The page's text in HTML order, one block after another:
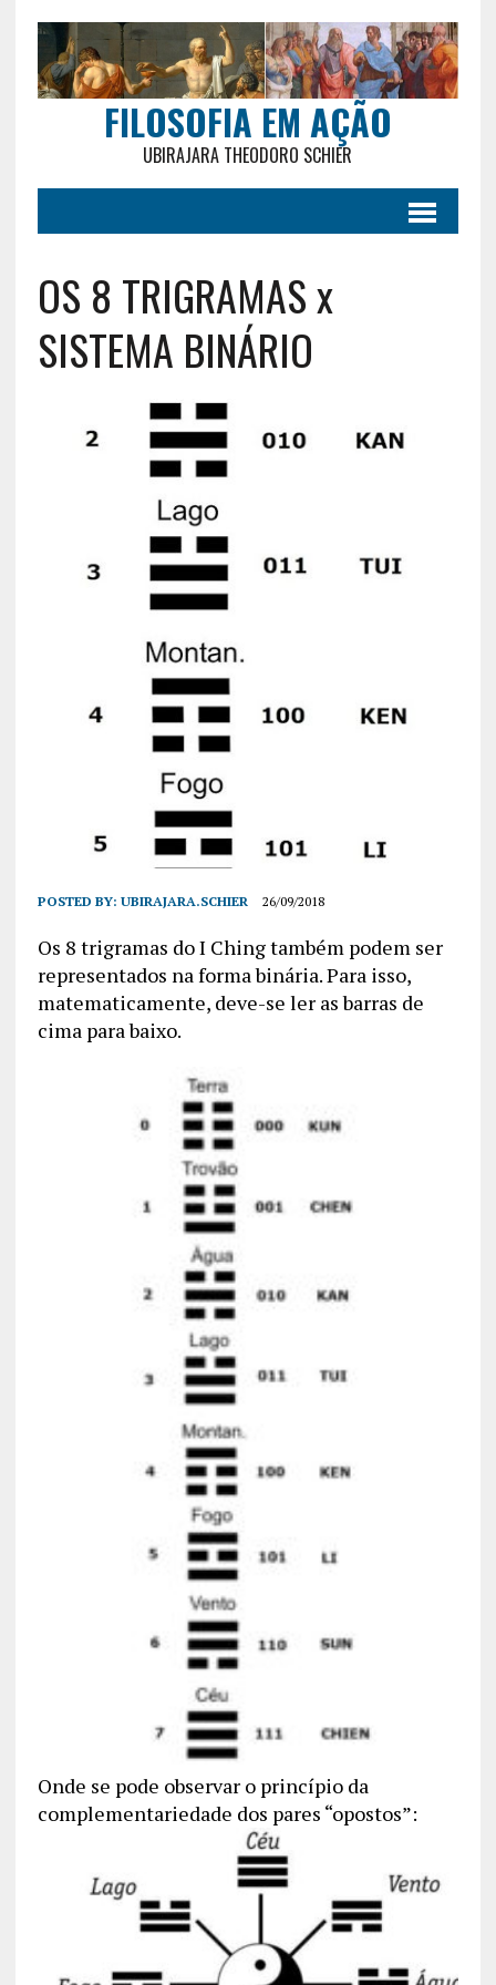
FILOSOFIA EM AÇÃO
UBIRAJARA THEODORO SCHIER
OS 8 TRIGRAMAS x
SISTEMA BINÁRIO
POSTED BY: UBIRAJARA.SCHIER 26/09/2018
Os 8 trigramas do I Ching também podem ser
representados na forma binária. Para isso,
matematicamente, deve-se ler as barras de
cima para baixo.
Onde se pode observar o princípio da
complementariedade dos pares “opostos”: